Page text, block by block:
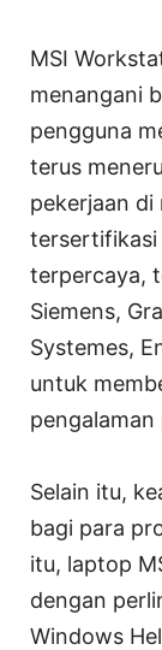
MSI
menangani
pengguna
terus
pekerjaan di
tersertifikasi
terpercaya,
Siemens,
Systemes,
untuk
Selain itu,
bagi para
itu, laptop
dengan
Windows